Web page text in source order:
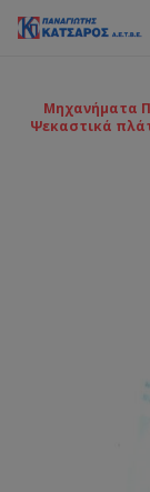
Μηχανήματα
Ψεκαστικά